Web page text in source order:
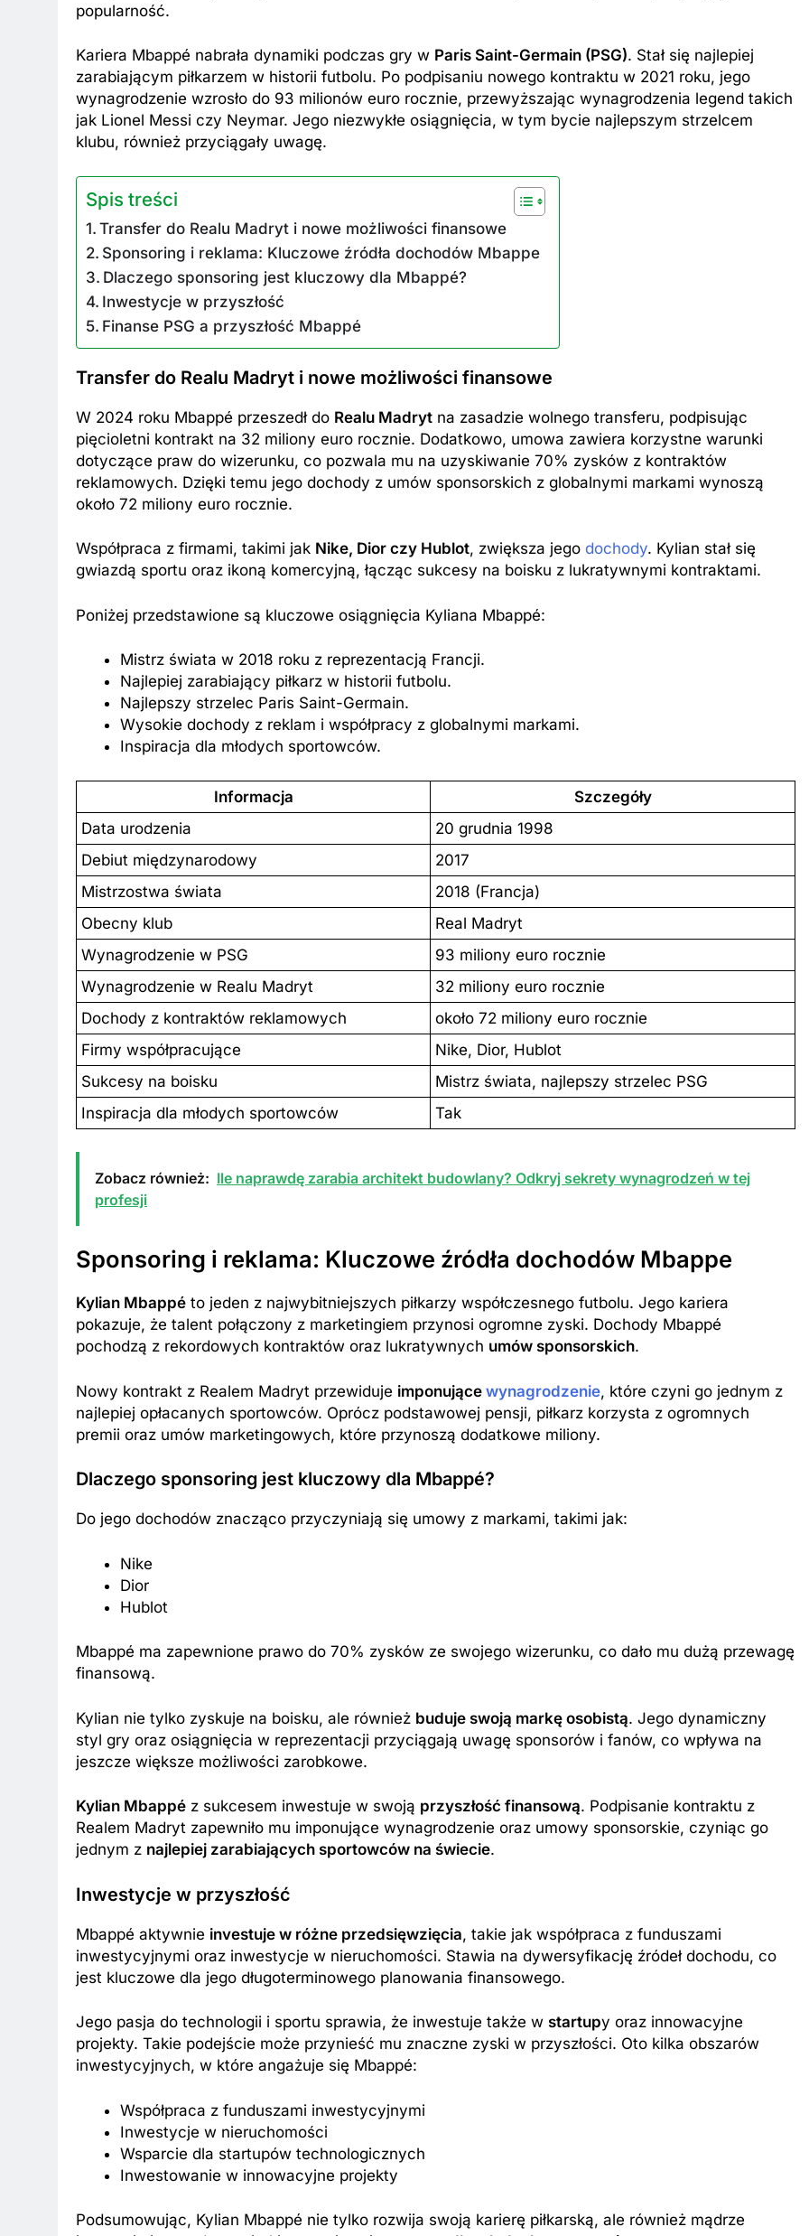
popularność.
Kariera Mbappé nabrała dynamiki podczas gry w Paris Saint-Germain (PSG). Stał się najlepiej
zarabiającym piłkarzem w historii futbolu. Po podpisaniu nowego kontraktu w 2021 roku, jego
wynagrodzenie wzrosło do 93 milionów euro rocznie, przewyższając wynagrodzenia legend takich
jak Lionel Messi czy Neymar. Jego niezwykłe osiągnięcia, w tym bycie najlepszym strzelcem
klubu, również przyciągały uwagę.
Spis treści
Transfer do Realu Madryt i nowe możliwości finansowe
Sponsoring i reklama: Kluczowe źródła dochodów Mbappe
Dlaczego sponsoring jest kluczowy dla Mbappé?
Inwestycje w przyszłość
Finanse PSG a przyszłość Mbappé
Transfer do Realu Madryt i nowe możliwości finansowe
W 2024 roku Mbappé przeszedł do Realu Madryt na zasadzie wolnego transferu, podpisując
pięcioletni kontrakt na 32 miliony euro rocznie. Dodatkowo, umowa zawiera korzystne warunki
dotyczące praw do wizerunku, co pozwala mu na uzyskiwanie 70% zysków z kontraktów
reklamowych. Dzięki temu jego dochody z umów sponsorskich z globalnymi markami wynoszą
około 72 miliony euro rocznie.
Współpraca z firmami, takimi jak Nike, Dior czy Hublot, zwiększa jego dochody. Kylian stał się
gwiazdą sportu oraz ikoną komercyjną, łącząc sukcesy na boisku z lukratywnymi kontraktami.
Poniżej przedstawione są kluczowe osiągnięcia Kyliana Mbappé:
Mistrz świata w 2018 roku z reprezentacją Francji.
Najlepiej zarabiający piłkarz w historii futbolu.
Najlepszy strzelec Paris Saint-Germain.
Wysokie dochody z reklam i współpracy z globalnymi markami.
Inspiracja dla młodych sportowców.
Informacja
Szczegóły
Data urodzenia
20 grudnia 1998
Debiut międzynarodowy
2017
Mistrzostwa świata
2018 (Francja)
Obecny klub
Real Madryt
Wynagrodzenie w PSG
93 miliony euro rocznie
Wynagrodzenie w Realu Madryt
32 miliony euro rocznie
Dochody z kontraktów reklamowych
około 72 miliony euro rocznie
Firmy współpracujące
Nike, Dior, Hublot
Sukcesy na boisku
Mistrz świata, najlepszy strzelec PSG
Inspiracja dla młodych sportowców
Tak
Zobacz również: Ile naprawdę zarabia architekt budowlany? Odkryj sekrety wynagrodzeń w tej
profesji
Sponsoring i reklama: Kluczowe źródła dochodów Mbappe
Kylian Mbappé to jeden z najwybitniejszych piłkarzy współczesnego futbolu. Jego kariera
pokazuje, że talent połączony z marketingiem przynosi ogromne zyski. Dochody Mbappé
pochodzą z rekordowych kontraktów oraz lukratywnych umów sponsorskich.
Nowy kontrakt z Realem Madryt przewiduje imponujące wynagrodzenie, które czyni go jednym z
najlepiej opłacanych sportowców. Oprócz podstawowej pensji, piłkarz korzysta z ogromnych
premii oraz umów marketingowych, które przynoszą dodatkowe miliony.
Dlaczego sponsoring jest kluczowy dla Mbappé?
Do jego dochodów znacząco przyczyniają się umowy z markami, takimi jak:
Nike
Dior
Hublot
Mbappé ma zapewnione prawo do 70% zysków ze swojego wizerunku, co dało mu dużą przewagę
finansową.
Kylian nie tylko zyskuje na boisku, ale również buduje swoją markę osobistą. Jego dynamiczny
styl gry oraz osiągnięcia w reprezentacji przyciągają uwagę sponsorów i fanów, co wpływa na
jeszcze większe możliwości zarobkowe.
Kylian Mbappé z sukcesem inwestuje w swoją przyszłość finansową. Podpisanie kontraktu z
Realem Madryt zapewniło mu imponujące wynagrodzenie oraz umowy sponsorskie, czyniąc go
jednym z najlepiej zarabiających sportowców na świecie.
Inwestycje w przyszłość
Mbappé aktywnie investuje w różne przedsięwzięcia, takie jak współpraca z funduszami
inwestycyjnymi oraz inwestycje w nieruchomości. Stawia na dywersyfikację źródeł dochodu, co
jest kluczowe dla jego długoterminowego planowania finansowego.
Jego pasja do technologii i sportu sprawia, że inwestuje także w startupy oraz innowacyjne
projekty. Takie podejście może przynieść mu znaczne zyski w przyszłości. Oto kilka obszarów
inwestycyjnych, w które angażuje się Mbappé:
Współpraca z funduszami inwestycyjnymi
Inwestycje w nieruchomości
Wsparcie dla startupów technologicznych
Inwestowanie w innowacyjne projekty
Podsumowując, Kylian Mbappé nie tylko rozwija swoją karierę piłkarską, ale również mądrze
stawki na tym stanowisku!
ZAROBKI
Ile zarabia striptizer: poznaj aktualne
stawki męskiego striptizera
1 Rok Temu
średnie zarobki na tym stanowisku
1 Rok Temu